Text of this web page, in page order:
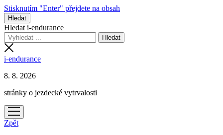
Stisknutím "Enter" přejdete na obsah
Hledat
Hledat i-endurance
i-endurance
8. 8. 2026
stránky o jezdecké vytrvalosti
otevřít
menu
Zpět